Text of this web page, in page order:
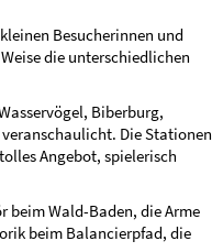
Besucherinnen und
die unterschiedlichen
Biberburg,
Die Stationen
Angebot, spielerisch
beim Wald-Baden, die Arme
beim Balancierpfad, die